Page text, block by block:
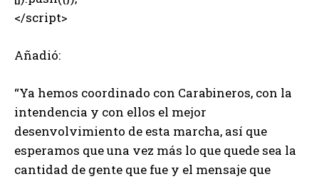
</script>
Añadió:
“Ya hemos coordinado con Carabineros, con la
intendencia y con ellos el mejor
desenvolvimiento de esta marcha, así que
esperamos que una vez más lo que quede sea la
cantidad de gente que fue y el mensaje que